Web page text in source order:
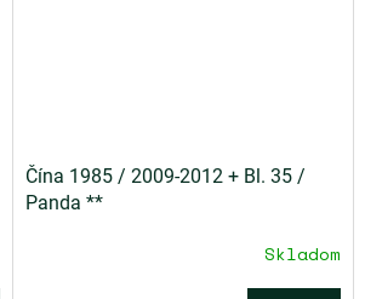
Čína 1985 / 2009-2012 + Bl. 35 /
Panda **
Skladom